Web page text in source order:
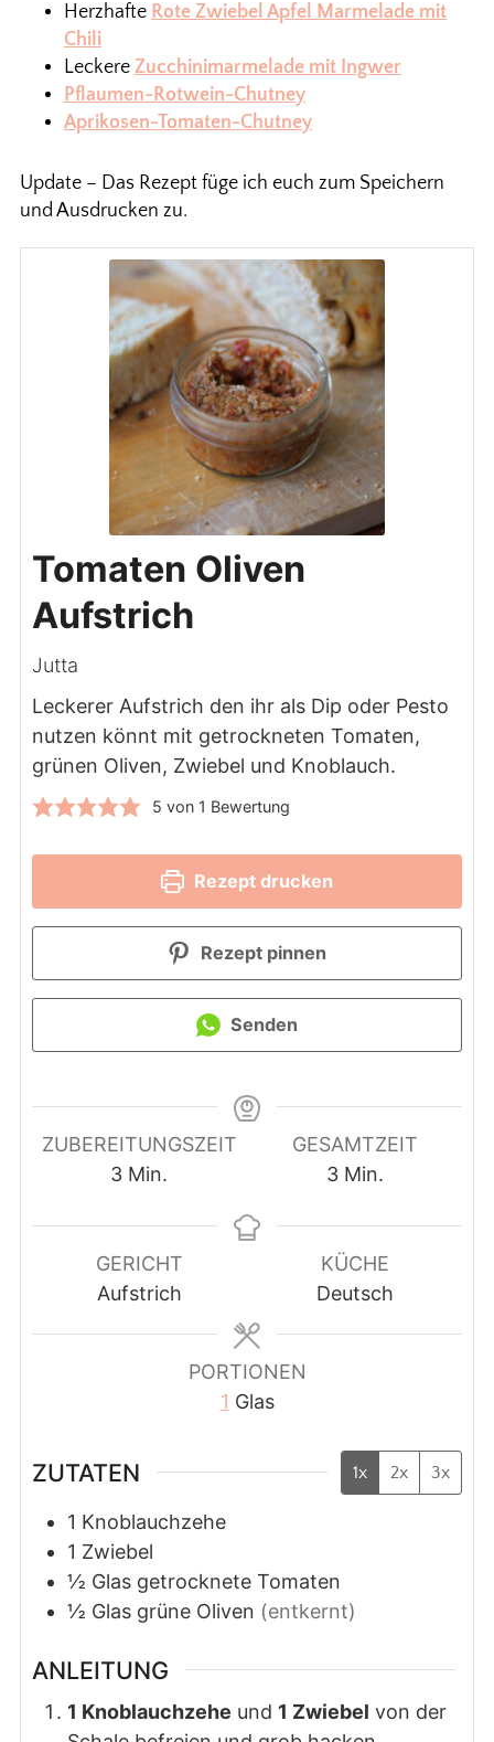
Herzhafte Rote Zwiebel Apfel Marmelade mit
Chili
Leckere Zucchinimarmelade mit Ingwer
Pflaumen-Rotwein-Chutney
Aprikosen-Tomaten-Chutney
Update – Das Rezept füge ich euch zum Speichern
und Ausdrucken zu.
Tomaten Oliven
Aufstrich
Jutta
Leckerer Aufstrich den ihr als Dip oder Pesto
nutzen könnt mit getrockneten Tomaten,
grünen Oliven, Zwiebel und Knoblauch.
5 von 1 Bewertung
Rezept drucken
Rezept pinnen
Senden
ZUBEREITUNGSZEIT
3Minuten
Min.
GESAMTZEIT
3Minuten
Min.
GERICHT
Aufstrich
KÜCHE
Deutsch
PORTIONEN
1 Glas
ZUTATEN 1x 2x 3x
1 Knoblauchzehe
1 Zwiebel
½ Glas getrocknete Tomaten
½ Glas grüne Oliven (entkernt)
ANLEITUNG
1 Knoblauchzehe und 1 Zwiebel von der